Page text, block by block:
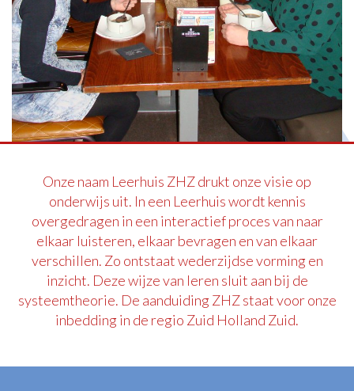
Onze naam Leerhuis ZHZ drukt onze visie op
onderwijs uit. In een Leerhuis wordt kennis
overgedragen in een interactief proces van naar
elkaar luisteren, elkaar bevragen en van elkaar
verschillen. Zo ontstaat wederzijdse vorming en
inzicht. Deze wijze van leren sluit aan bij de
systeemtheorie. De aanduiding ZHZ staat voor onze
inbedding in de regio Zuid Holland Zuid.